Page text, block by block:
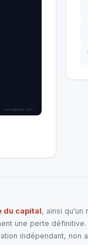
du capital, ainsi qu'un
une perte définitive.
indépendant,